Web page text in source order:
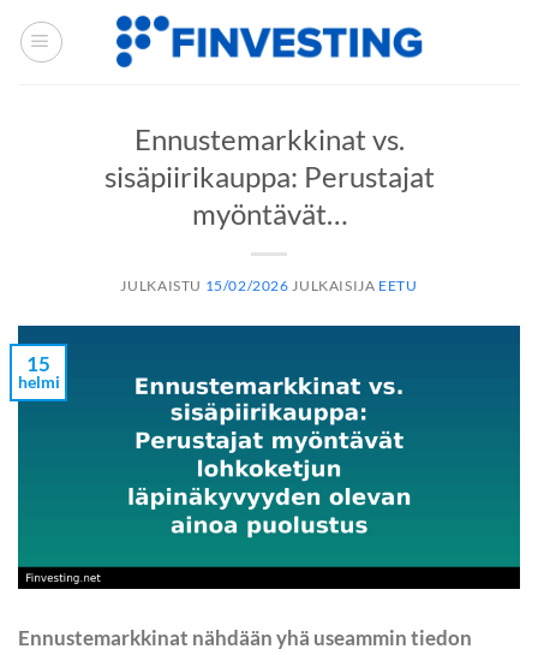
Siirry
sisältöön
Ennustemarkkinat vs.
sisäpiirikauppa: Perustajat
myöntävät…
JULKAISTU 15/02/2026 JULKAISIJA EETU
15
helmi
Ennustemarkkinat nähdään yhä useammin tiedon